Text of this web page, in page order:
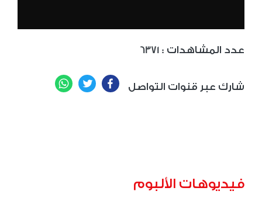
6371 : عدد المشاهدات
شارك عبر قنوات التواصل Facebook
Twitter
فيديوهات الألبوم